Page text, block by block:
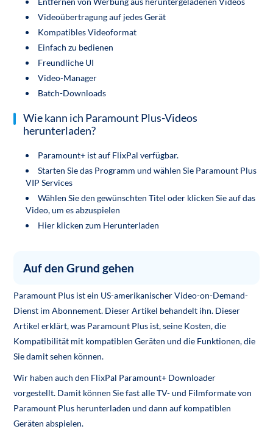
Videoübertragung auf jedes Gerät
Kompatibles Videoformat
Einfach zu bedienen
Freundliche UI
Video-Manager
Batch-Downloads
Wie kann ich Paramount Plus-Videos
herunterladen?
Paramount+ ist auf FlixPal verfügbar.
Starten Sie das Programm und wählen Sie Paramount Plus
VIP Services
Wählen Sie den gewünschten Titel oder klicken Sie auf das
Video, um es abzuspielen
Hier klicken zum Herunterladen
Auf den Grund gehen
Paramount Plus ist ein US-amerikanischer Video-on-Demand-
Dienst im Abonnement. Dieser Artikel behandelt ihn. Dieser
Artikel erklärt, was Paramount Plus ist, seine Kosten, die
Kompatibilität mit kompatiblen Geräten und die Funktionen, die
Sie damit sehen können.
Wir haben auch den FlixPal Paramount+ Downloader
vorgestellt. Damit können Sie fast alle TV- und Filmformate von
Paramount Plus herunterladen und dann auf kompatiblen
Geräten abspielen.